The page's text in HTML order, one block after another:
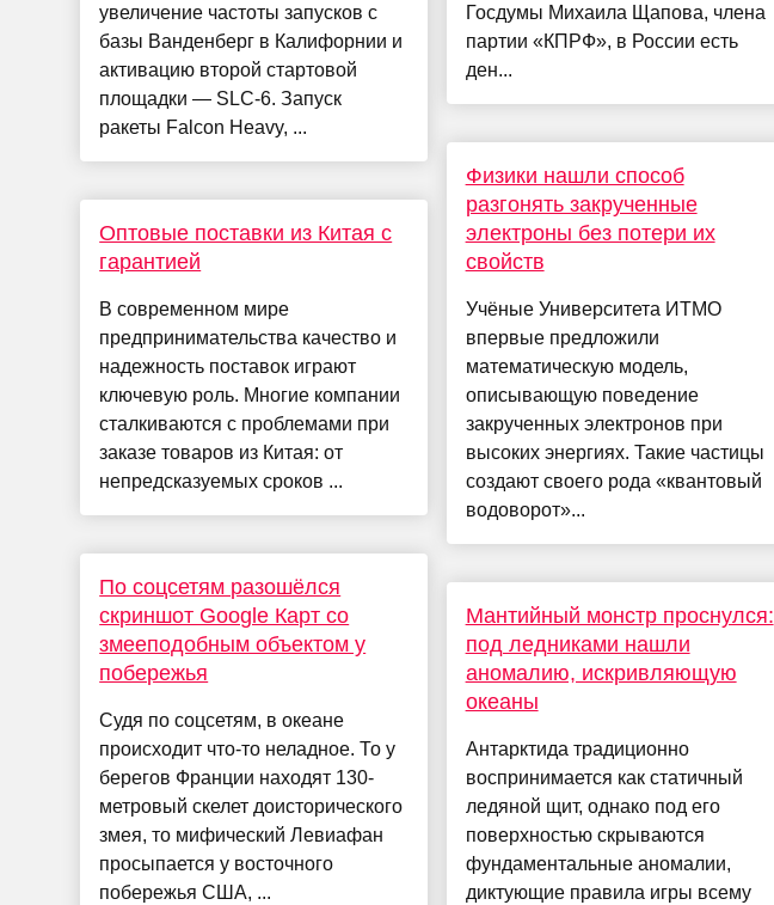
увеличение частоты запусков с
базы Ванденберг в Калифорнии и
активацию второй стартовой
площадки — SLC-6. Запуск
ракеты Falcon Heavy, ...
Оптовые поставки из Китая с
гарантией
В современном мире
предпринимательства качество и
надежность поставок играют
ключевую роль. Многие компании
сталкиваются с проблемами при
заказе товаров из Китая: от
непредсказуемых сроков ...
По соцсетям разошёлся
скриншот Google Карт со
змееподобным объектом у
побережья
Судя по соцсетям, в океане
происходит что-то неладное. То у
берегов Франции находят 130-
метровый скелет доисторического
змея, то мифический Левиафан
просыпается у восточного
побережья США, ...
Госдумы Михаила Щапова, члена
партии «КПРФ», в России есть
ден...
Физики нашли способ
разгонять закрученные
электроны без потери их
свойств
Учёные Университета ИТМО
впервые предложили
математическую модель,
описывающую поведение
закрученных электронов при
высоких энергиях. Такие частицы
создают своего рода «квантовый
водоворот»...
Мантийный монстр проснулся:
под ледниками нашли
аномалию, искривляющую
океаны
Антарктида традиционно
воспринимается как статичный
ледяной щит, однако под его
поверхностью скрываются
фундаментальные аномалии,
диктующие правила игры всему